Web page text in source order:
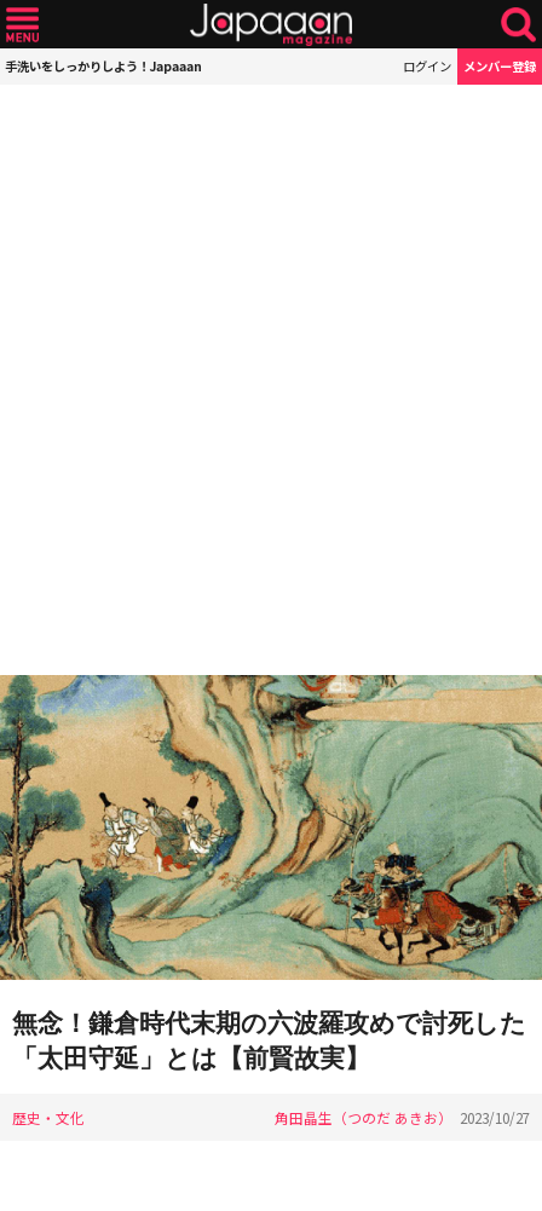
手洗いをしっかりしよう！Japaaan ログイン メンバー登録
無念！鎌倉時代末期の六波羅攻めで討死した
「太田守延」とは【前賢故実】
歴史・文化 角田晶生（つのだ あきお） 2023/10/27